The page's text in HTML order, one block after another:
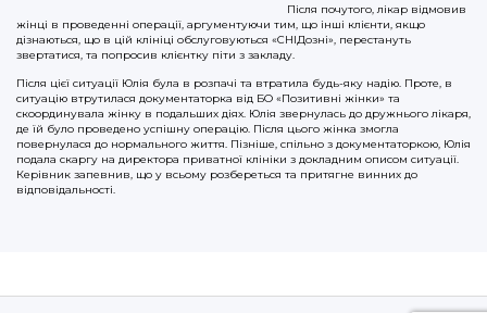
Після почутого, лікар відмовив
жінці в проведенні операції, аргументуючи тим, що інші клієнти, якщо
дізнаються, що в цій клініці обслуговуються «СНІДозні», перестануть
звертатися, та попросив клієнтку піти з закладу.
Після цієї ситуації Юлія була в розпачі та втратила будь-яку надію. Проте, в
ситуацію втрутилася документаторка від БО «Позитивні жінки» та
скоординувала жінку в подальших діях. Юлія звернулась до дружнього лікаря,
де їй було проведено успішну операцію. Після цього жінка змогла
повернулася до нормального життя. Пізніше, спільно з документаторкою, Юлія
подала скаргу на директора приватної клініки з докладним описом ситуації.
Керівник запевнив, що у всьому розбереться та притягне винних до
відповідальності.